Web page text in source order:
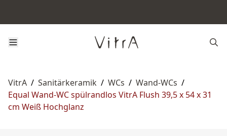
VitrA / Sanitärkeramik / WCs / Wand-WCs /
Equal Wand-WC spülrandlos VitrA Flush 39,5 x 54 x 31
cm Weiß Hochglanz